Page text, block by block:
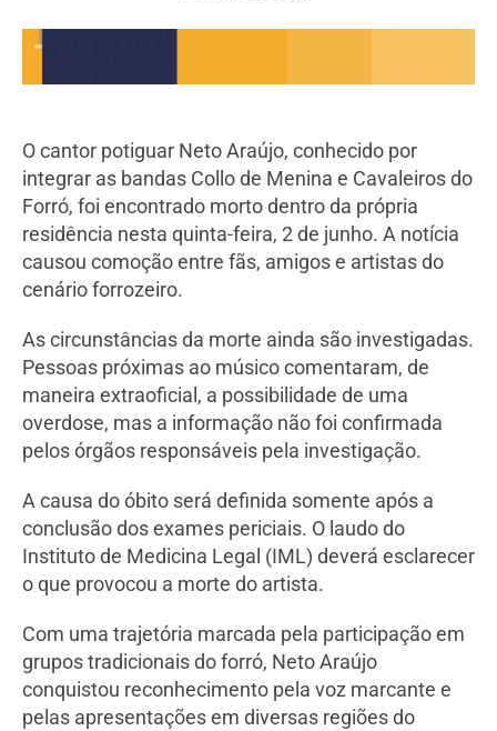
O cantor potiguar Neto Araújo, conhecido por
integrar as bandas Collo de Menina e Cavaleiros do
Forró, foi encontrado morto dentro da própria
residência nesta quinta-feira, 2 de junho. A notícia
causou comoção entre fãs, amigos e artistas do
cenário forrozeiro.
As circunstâncias da morte ainda são investigadas.
Pessoas próximas ao músico comentaram, de
maneira extraoficial, a possibilidade de uma
overdose, mas a informação não foi confirmada
pelos órgãos responsáveis pela investigação.
A causa do óbito será definida somente após a
conclusão dos exames periciais. O laudo do
Instituto de Medicina Legal (IML) deverá esclarecer
o que provocou a morte do artista.
Com uma trajetória marcada pela participação em
grupos tradicionais do forró, Neto Araújo
conquistou reconhecimento pela voz marcante e
pelas apresentações em diversas regiões do